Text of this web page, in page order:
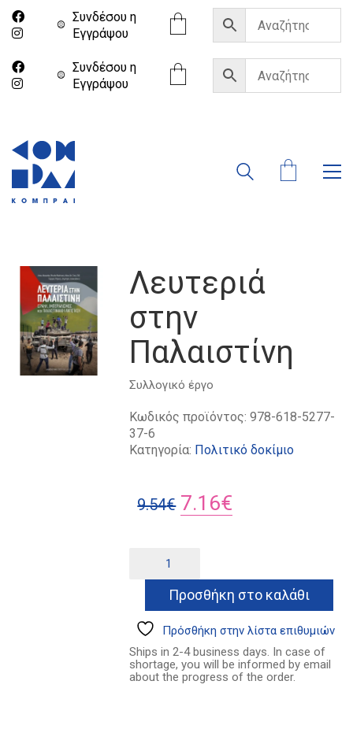
Συνδέσου η
Eγγράψου
Συνδέσου η
Eγγράψου
Λευτεριά
στην
Παλαιστίνη
Συλλογικό έργο
Κωδικός προϊόντος:978-618-5277-
37-6
Κατηγορία: Πολιτικό δοκίμιο
9.54€ Original
9.54€.
7.16€
είναι:
7.16€.
Παλαιστίνη
ποσότηταΠροσθήκη στο καλάθι
Πρόσθήκη στην λίστα επιθυμιών
Ships in 2-4 business days. In case of
shortage, you will be informed by email
about the progress of the order.